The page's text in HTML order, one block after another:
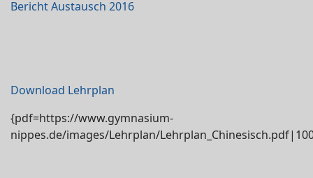
Bericht Austausch 2016
Download Lehrplan
{pdf=https://www.gymnasium-
nippes.de/images/Lehrplan/